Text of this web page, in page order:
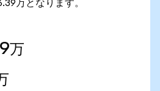
万となります。
万